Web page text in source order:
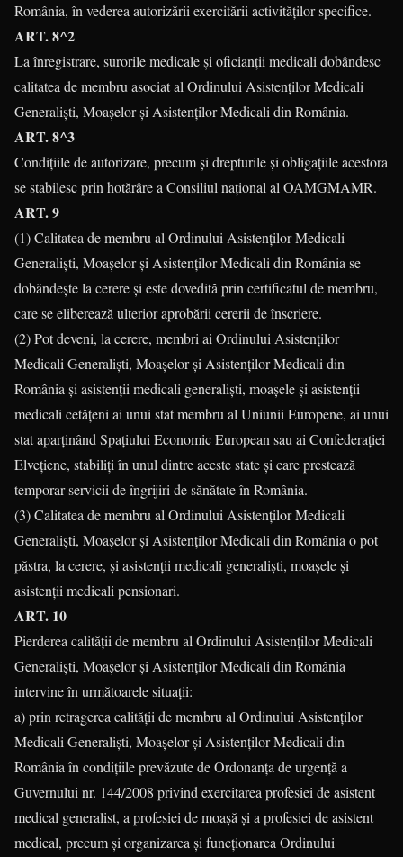
România, în vederea autorizării exercitării activităţilor specifice.
ART. 8^2
La înregistrare, surorile medicale şi oficianţii medicali dobândesc
calitatea de membru asociat al Ordinului Asistenţilor Medicali
Generalişti, Moaşelor şi Asistenţilor Medicali din România.
ART. 8^3
Condiţiile de autorizare, precum şi drepturile şi obligaţiile acestora
se stabilesc prin hotărâre a Consiliul naţional al OAMGMAMR.
ART. 9
(1) Calitatea de membru al Ordinului Asistenţilor Medicali
Generalişti, Moaşelor şi Asistenţilor Medicali din România se
dobândeşte la cerere şi este dovedită prin certificatul de membru,
care se eliberează ulterior aprobării cererii de înscriere.
(2) Pot deveni, la cerere, membri ai Ordinului Asistenţilor
Medicali Generalişti, Moaşelor şi Asistenţilor Medicali din
România şi asistenţii medicali generalişti, moaşele şi asistenţii
medicali cetăţeni ai unui stat membru al Uniunii Europene, ai unui
stat aparţinând Spaţiului Economic European sau ai Confederaţiei
Elveţiene, stabiliţi în unul dintre aceste state şi care prestează
temporar servicii de îngrijiri de sănătate în România.
(3) Calitatea de membru al Ordinului Asistenţilor Medicali
Generalişti, Moaşelor şi Asistenţilor Medicali din România o pot
păstra, la cerere, şi asistenţii medicali generalişti, moaşele şi
asistenţii medicali pensionari.
ART. 10
Pierderea calităţii de membru al Ordinului Asistenţilor Medicali
Generalişti, Moaşelor şi Asistenţilor Medicali din România
intervine în următoarele situaţii:
a) prin retragerea calităţii de membru al Ordinului Asistenţilor
Medicali Generalişti, Moaşelor şi Asistenţilor Medicali din
România în condiţiile prevăzute de Ordonanţa de urgenţă a
Guvernului nr. 144/2008 privind exercitarea profesiei de asistent
medical generalist, a profesiei de moaşă şi a profesiei de asistent
medical, precum şi organizarea şi funcţionarea Ordinului